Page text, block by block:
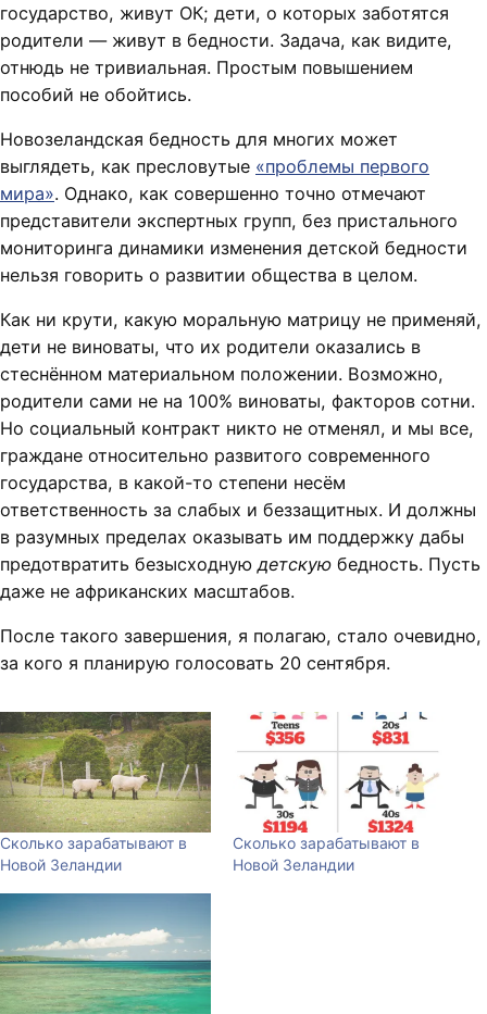
государство, живут ОК; дети, о которых заботятся
родители — живут в бедности. Задача, как видите,
отнюдь не тривиальная. Простым повышением
пособий не обойтись.
Новозеландская бедность для многих может
выглядеть, как пресловутые «проблемы первого
мира». Однако, как совершенно точно отмечают
представители экспертных групп, без пристального
мониторинга динамики изменения детской бедности
нельзя говорить о развитии общества в целом.
Как ни крути, какую моральную матрицу не применяй,
дети не виноваты, что их родители оказались в
стеснённом материальном положении. Возможно,
родители сами не на 100% виноваты, факторов сотни.
Но социальный контракт никто не отменял, и мы все,
граждане относительно развитого современного
государства, в какой-то степени несём
ответственность за слабых и беззащитных. И должны
в разумных пределах оказывать им поддержку дабы
предотвратить безысходную детскую бедность. Пусть
даже не африканских масштабов.
После такого завершения, я полагаю, стало очевидно,
за кого я планирую голосовать 20 сентября.
Сколько зарабатывают в
Новой Зеландии
Сколько зарабатывают в
Новой Зеландии